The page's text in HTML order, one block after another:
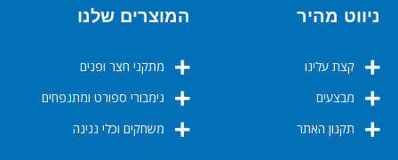
ניווט מהיר
קצת עלינו
מבצעים
תקנון האתר
המוצרים שלנו
מתקני חצר ופנים
גימבורי ספורט ומתנפחים
משחקים וכלי נגינה